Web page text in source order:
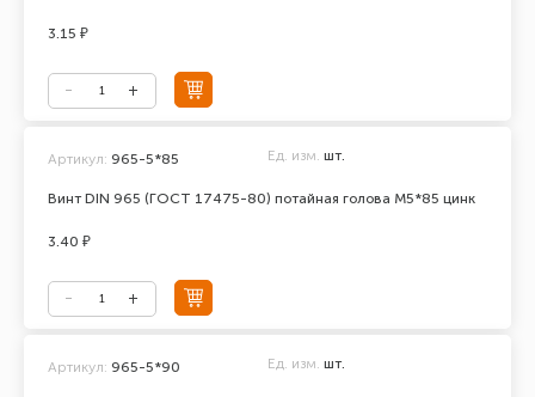
3.15 ₽
Винт DIN 965 (ГОСТ 17475-80) потайная голова М5*85 цинк
Артикул: 965-5*85 Ед. изм. шт.
3.40 ₽
Артикул: 965-5*90 Ед. изм. шт.